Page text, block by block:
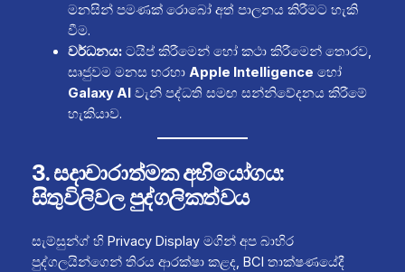
මනසින් පමණක් රොබෝ අත් පාලනය කිරීමට හැකි
වීම.
වර්ධනය:ටයිප් කිරීමෙන් හෝ කථා කිරීමෙන් තොරව,
සෘජුවම මනස හරහා Apple Intelligence හෝ
Galaxy AIවැනි පද්ධති සමඟ සන්නිවේදනය කිරීමේ
හැකියාව.
3. සදාචාරාත්මක අභියෝගය:
සිතුවිලිවල පුද්ගලිකත්වය
සැම්සුන්ග් හි Privacy Display මගින් අප බාහිර
පුද්ගලයින්ගෙන් තිරය ආරක්ෂා කළද, BCI තාක්ෂණයේදී